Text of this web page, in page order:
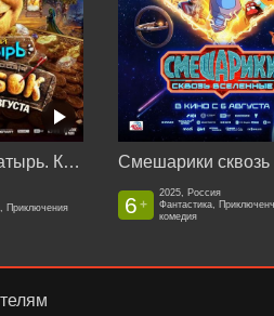
Последний богатырь. Колобок
Приключения
6 +
2025, Россия
Фантастика,
комедия